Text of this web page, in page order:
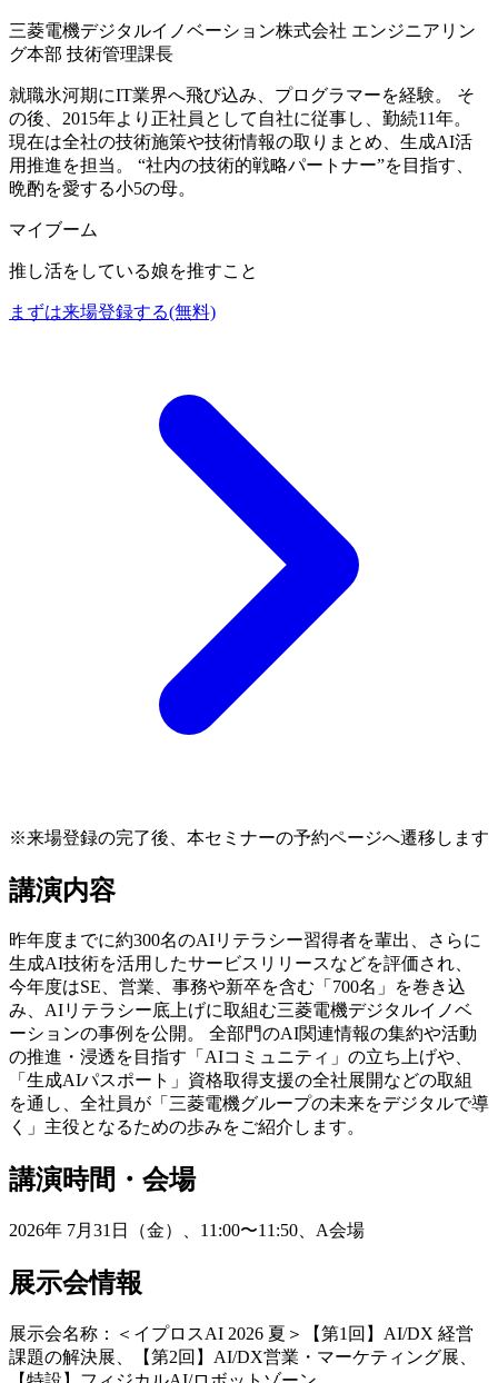
三菱電機デジタルイノベーション株式会社 エンジニアリン
グ本部 技術管理課長
就職氷河期にIT業界へ飛び込み、プログラマーを経験。 そ
の後、2015年より正社員として自社に従事し、勤続11年。
現在は全社の技術施策や技術情報の取りまとめ、生成AI活
用推進を担当。 “社内の技術的戦略パートナー”を目指す、
晩酌を愛する小5の母。
マイブーム
推し活をしている娘を推すこと
まずは来場登録する(無料)
※来場登録の完了後、本セミナーの予約ページへ遷移します
講演内容
昨年度までに約300名のAIリテラシー習得者を輩出、さらに
生成AI技術を活用したサービスリリースなどを評価され、
今年度はSE、営業、事務や新卒を含む「700名」を巻き込
み、AIリテラシー底上げに取組む三菱電機デジタルイノベ
ーションの事例を公開。 全部門のAI関連情報の集約や活動
の推進・浸透を目指す「AIコミュニティ」の立ち上げや、
「生成AIパスポート」資格取得支援の全社展開などの取組
を通し、全社員が「三菱電機グループの未来をデジタルで導
く」主役となるための歩みをご紹介します。
講演時間・会場
2026年 7月31日（金）、11:00〜11:50、A会場
展示会情報
展示会名称：＜イプロスAI 2026 夏＞【第1回】AI/DX 経営
課題の解決展、【第2回】AI/DX営業・マーケティング展、